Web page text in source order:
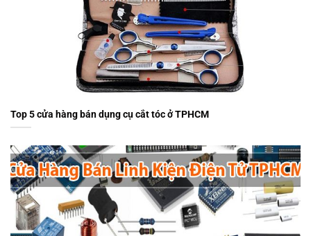
Top 5 cửa hàng bán dụng cụ cắt tóc ở TPHCM